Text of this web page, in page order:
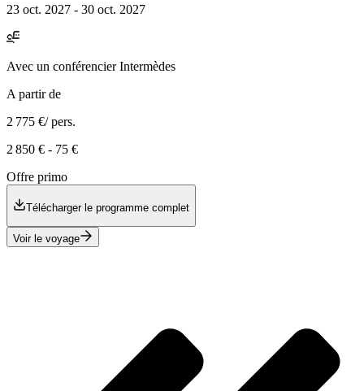
23 oct. 2027 - 30 oct. 2027
Avec un conférencier Intermèdes
A partir de
2 775 €/ pers.
2 850 € - 75 €
Offre primo
Télécharger le programme complet
Voir le voyage